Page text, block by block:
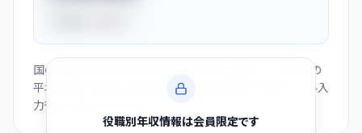
役職別年収情報は会員限定です
国の役職別賃金（部長・課長・係長・非役職者）と、この会社の
平均年収から逆算した推計値です。会員登録とプロフィール入
力後にご覧いただけます。